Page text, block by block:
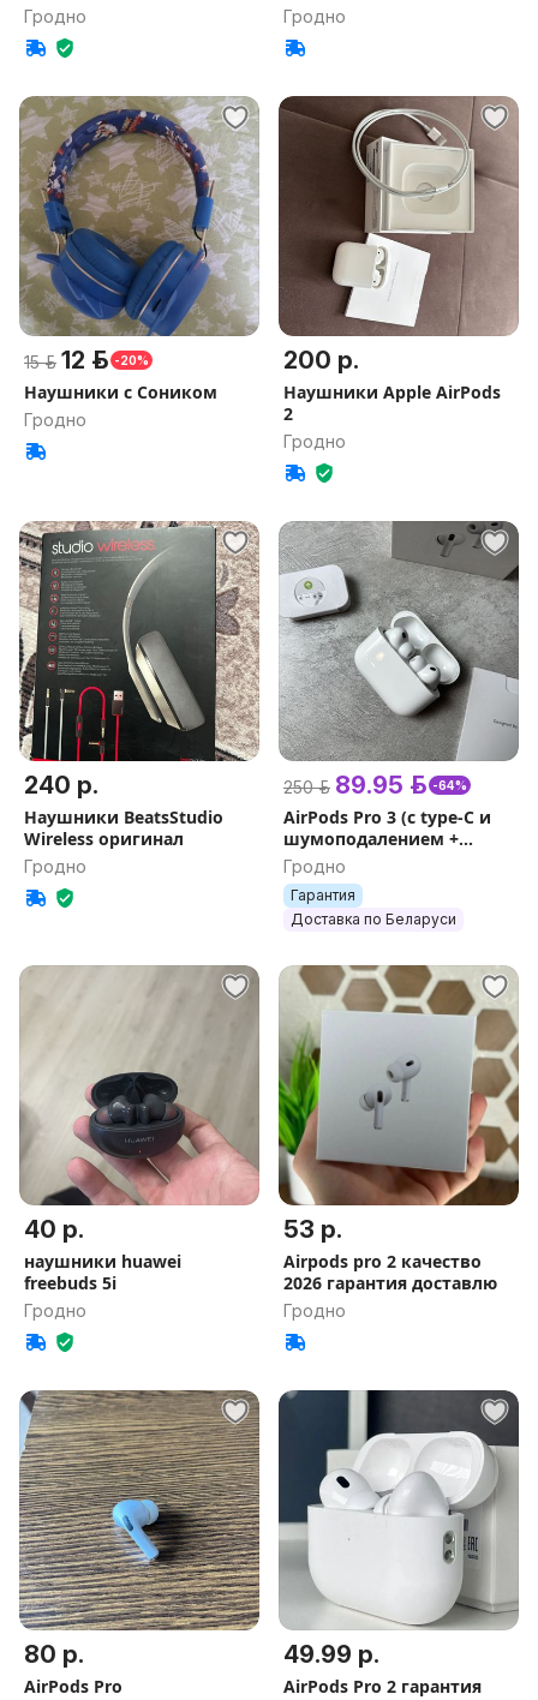
Гродно Гродно
15 р. 12 р. -20%
Наушники с Соником
Гродно
200 р.
Наушники Apple AirPods
2
Гродно
240 р.
Наушники BeatsStudio
Wireless оригинал
Гродно
250 р. 89.95 р. -64%
AirPods Pro 3 (с type-C и
шумоподалением +
гарантия 1 год + подарки)
чип FCO Lo3
Гродно
Гарантия
Доставка по Беларуси
40 р.
наушники huawei
freebuds 5i
Гродно
53 р.
Airpods pro 2 качество
2026 гарантия доставлю
Гродно
80 р.
AirPods Pro
49.99 р.
AirPods Pro 2 гарантия